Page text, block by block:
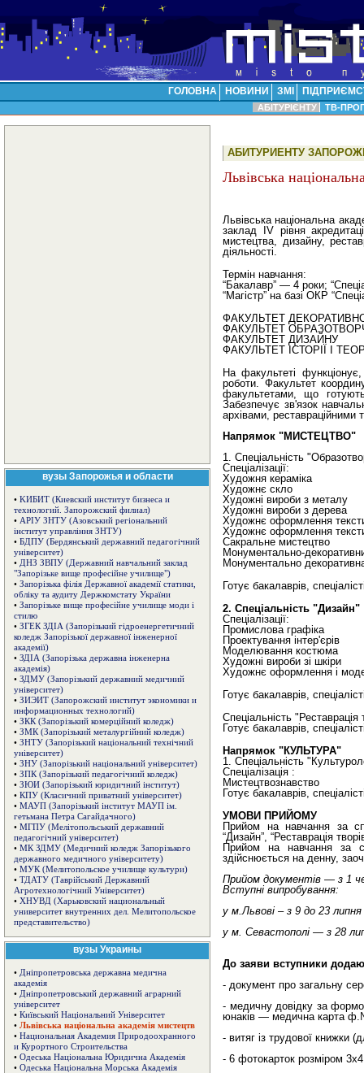
ГОЛОВНА НОВИНИ ЗМІ
АБІТУРІЄНТУ ТВ-
вузы Запорожья и области
• KИБИT (Киевский институт бизнеса и
технологий. Запорожский филиал)
• АРІУ ЗНТУ (Азовський регіональний
інститут управління ЗНТУ)
• БДПУ (Бердянський державний педагогічний
університет)
• ДНЗ ЗВПУ (Державний навчальний заклад
"Запорізьке вище професійне училище")
• Запорізька філія Державної академії статики,
обліку та аудиту Держкомстату України
• Запорізьке вище професійне училище моди і
стилю
• ЗГЕК ЗДІА (Запорізький гідроенергетичний
коледж Запорізької державної інженерної
академії)
• ЗДІА (Запорізька державна інженерна
академія)
• ЗДМУ (Запорізький державний медичний
університет)
• ЗИЭИТ (Запорожский институт экономики и
информационных технологий)
• ЗКК (Запорізький комерційний коледж)
• ЗМК (Запорізький металургійний коледж)
• ЗНТУ (Запорізький національний технічний
університет)
• ЗНУ (Запорізький національний університет)
• ЗПК (Запорізький педагогічний коледж)
• ЗЮИ (Запорізький юридичний інститут)
• КПУ (Класичний приватний університет)
• МАУП (Запорізький інститут МАУП ім.
гетьмана Петра Сагайдачного)
• МГПУ (Мелітопольський державний
педагогічний університет)
• МК ЗДМУ (Медичний коледж Запорізького
державного медичного університету)
• МУК (Мелитопольское училище культури)
• ТДАТУ (Таврійський Державний
Агротехнологічний Університет)
• ХНУВД (Харьковский национальный
университет внутренних дел. Мелитопольское
представительство)
вузы Украины
• Дніпропетровська державна медична
академія
• Дніпропетровський державний аграрний
університет
• Київський Національний Університет
• Львівська національна академія мистецтв
• Национальная Академия Природоохранного
и Курортного Строительства
• Одеська Національна Юридична Академія
• Одеська Національна Морська Академія
АБИТУРИЕНТУ
Львівська
Львівська національна
заклад IV рівня
мистецтва, дизайну,
діяльності.
Термін навчання:
“Бакалавр” — 4 роки;
“Магістр” на базі ОКР
ФАКУЛЬТЕТ
ФАКУЛЬТЕТ
ФАКУЛЬТЕТ ДИЗАЙНУ
ФАКУЛЬТЕТ ІСТОРІЇ І
На факультеті
роботи. Факультет
факультетами, що
Забезпечує зв'язок
архівами, реставраційними
Напрямок "МИСТЕЦТВО"
1. Спеціальність
Спеціалізації:
Художня кераміка
Художнє скло
Художні вироби з металу
Художні вироби з дерева
Художнє оформлення
Художнє оформлення
Сакральне мистецтво
Монументально-
Монументально
Готує бакалаврів,
2. Спеціальність "Дизайн"
Спеціалізації:
Промислова графіка
Проектування інтер'єрів
Моделювання костюма
Художні вироби зі шкіри
Художнє оформлення і
Готує бакалаврів,
Спеціальність "Реставрація
Готує бакалаврів,
Напрямок "КУЛЬТУРА"
1. Спеціальність
Спеціалізація :
Мистецтвознавство
Готує бакалаврів,
УМОВИ ПРИЙОМУ
Прийом на навчання за
“Дизайн”, “Реставрація
Прийом на навчання за
здійснюється на денну,
Прийом документів — з 1
Вступні випробування:
у м.Львові – з 9 до 23
у м. Севастополі — з 28
До заяви вступники
- документ про загальну
- медичну довідку за
юнаків — медична карта
- витяг із трудової книжки
- 6 фотокарток розміром